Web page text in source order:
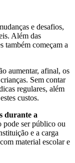
e desafios,
Além das
também começam a
aumentar, afinal, os
Sem contar
regulares, além
custos.
durante a
pode ser público ou
e a carga
material escolar e